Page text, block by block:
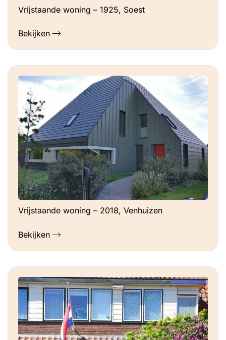
Vrijstaande woning – 1925, Soest
Bekijken
Vrijstaande woning – 2018, Venhuizen
Bekijken